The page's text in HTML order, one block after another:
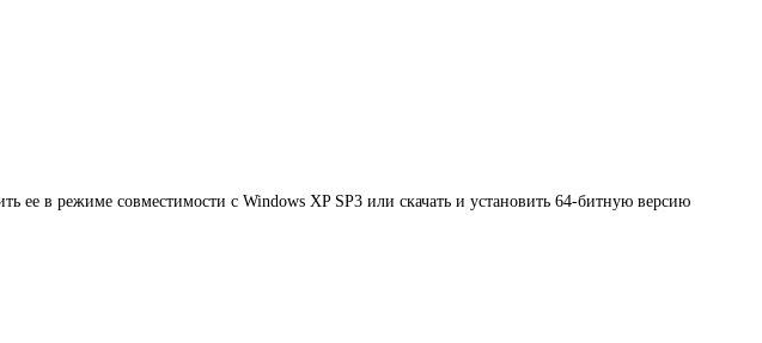
ее в режиме совместимости с Windows XP SP3 или скачать и установить 64-битную версию